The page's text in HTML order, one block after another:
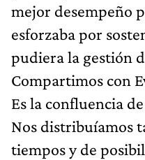
mejor desempeño
esforzaba por
pudiera la gestión
Compartimos con
Es la confluencia
Nos distribuíamos
tiempos y de